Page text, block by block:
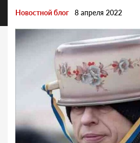
Новостной блог 8 апреля 2022